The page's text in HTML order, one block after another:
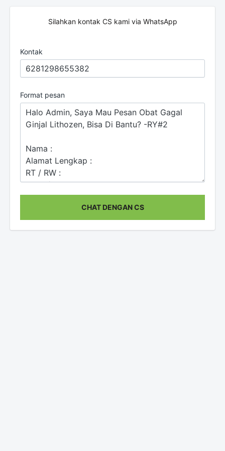
Silahkan kontak CS kami via WhatsApp
Kontak
Format pesan
CHAT DENGAN CS